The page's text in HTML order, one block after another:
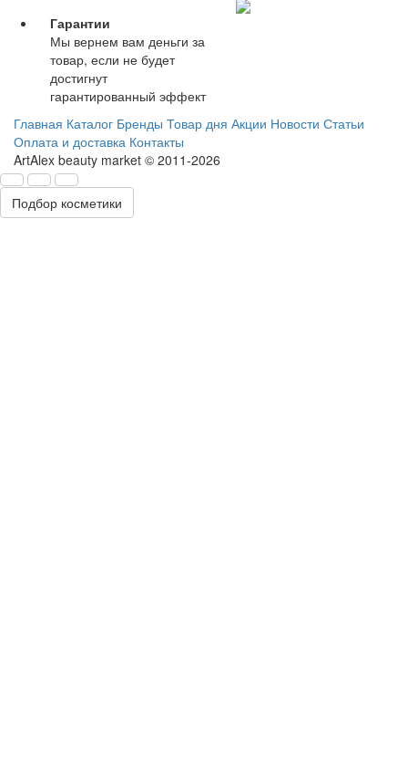
Гарантии
Мы вернем вам деньги за
товар, если не будет
достигнут
гарантированный эффект
Главная Каталог Бренды Товар дня Акции Новости Статьи
Оплата и доставка Контакты
ArtAlex beauty market © 2011-2026
Подбор косметики